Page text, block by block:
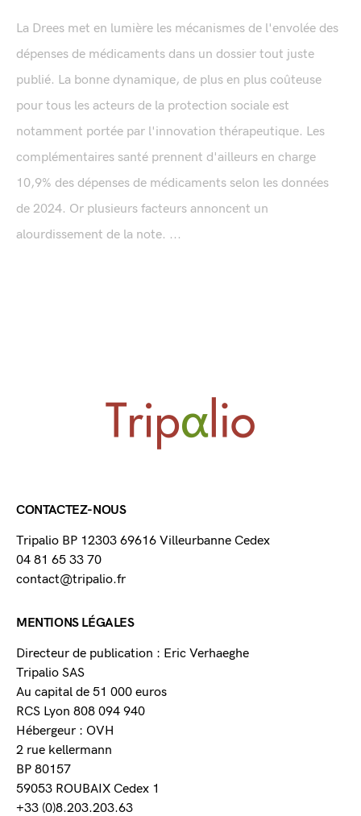
La Drees met en lumière les mécanismes de l'envolée des
dépenses de médicaments dans un dossier tout juste
publié. La bonne dynamique, de plus en plus coûteuse
pour tous les acteurs de la protection sociale est
notamment portée par l'innovation thérapeutique. Les
complémentaires santé prennent d'ailleurs en charge
10,9% des dépenses de médicaments selon les données
de 2024. Or plusieurs facteurs annoncent un
alourdissement de la note. ...
CONTACTEZ-NOUS
Tripalio BP 12303 69616 Villeurbanne Cedex
04 81 65 33 70
contact@tripalio.fr
MENTIONS LÉGALES
Directeur de publication : Eric Verhaeghe
Tripalio SAS
Au capital de 51 000 euros
RCS Lyon 808 094 940
Hébergeur : OVH
2 rue kellermann
BP 80157
59053 ROUBAIX Cedex 1
+33 (0)8.203.203.63